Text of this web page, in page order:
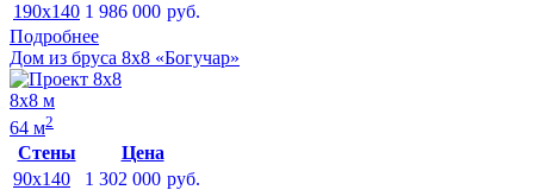
190x140 1 986 000 руб.
Подробнее
Дом из бруса 8х8 «Богучар»
8х8 м
64 м2
Стены
Цена
90x140
1 302 000 руб.